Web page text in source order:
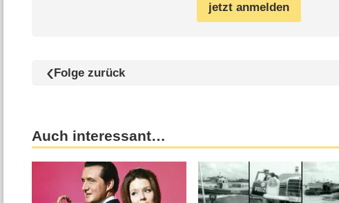
jetzt anmelden
Folge zurück
Auch interessant…